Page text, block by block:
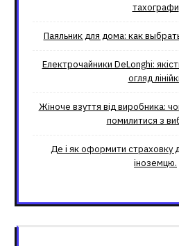
тахографи
Паяльник для дома: как
Електрочайники DeLonghi:
огляд
Жіноче взуття від виробника:
помилитися з
Де і як оформити страховку
іноземцю.